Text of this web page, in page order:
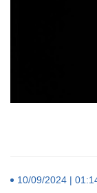
10/09/2024 |